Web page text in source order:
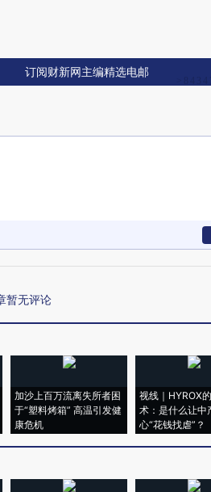
订阅财新网主编精选电邮
暂无评论
加沙上百万流离失所者困
于“塑料烤箱” 高温引发健
康危机
视线｜HYROX
术：是什么让中
心“花钱找虐”？